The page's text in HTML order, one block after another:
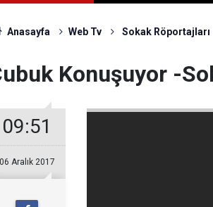
Anasayfa Web Tv Sokak Röportajları
Konuşuyor -
09:51
06 Aralık 2017